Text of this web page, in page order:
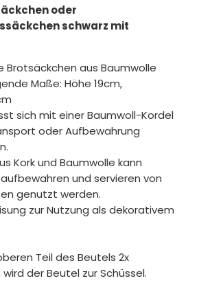
oder
schwarz mit
Brotsäckchen aus Baumwolle
Maße: Höhe 19cm,
sich mit einer Baumwoll-Kordel
oder Aufbewahrung
Kork und Baumwolle kann
und servieren von
genutzt werden.
zur Nutzung als dekorativem
Teil des Beutels 2x
der Beutel zur Schüssel.